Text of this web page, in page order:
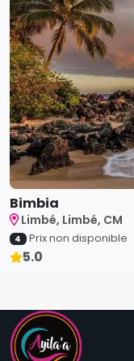
Bimbia
Limbé, Limbé, CM
4 Prix non disponible
5.0